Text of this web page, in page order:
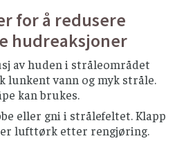
for å redusere
hudreaksjoner
av huden i stråleområdet
lunkent vann og myk stråle.
kan brukes.
eller gni i strålefeltet. Klapp
lufttørk etter rengjøring.